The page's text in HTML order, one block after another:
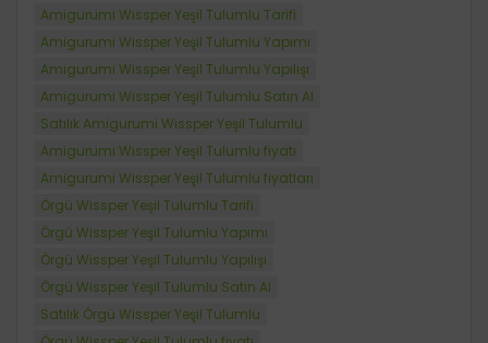
Amigurumi Wissper Yeşil Tulumlu Tarifi
Amigurumi Wissper Yeşil Tulumlu Yapımı
Amigurumi Wissper Yeşil Tulumlu Yapılışı
Amigurumi Wissper Yeşil Tulumlu Satın Al
Satılık Amigurumi Wissper Yeşil Tulumlu
Amigurumi Wissper Yeşil Tulumlu fiyatı
Amigurumi Wissper Yeşil Tulumlu fiyatları
Örgü Wissper Yeşil Tulumlu Tarifi
Örgü Wissper Yeşil Tulumlu Yapımı
Örgü Wissper Yeşil Tulumlu Yapılışı
Örgü Wissper Yeşil Tulumlu Satın Al
Satılık Örgü Wissper Yeşil Tulumlu